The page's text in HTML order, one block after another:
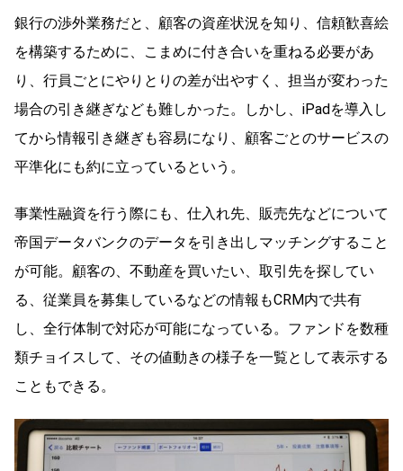
銀行の渉外業務だと、顧客の資産状況を知り、信頼歓喜絵
を構築するために、こまめに付き合いを重ねる必要があ
り、行員ごとにやりとりの差が出やすく、担当が変わった
場合の引き継ぎなども難しかった。しかし、iPadを導入し
てから情報引き継ぎも容易になり、顧客ごとのサービスの
平準化にも約に立っているという。
事業性融資を行う際にも、仕入れ先、販売先などについて
帝国データバンクのデータを引き出しマッチングすること
が可能。顧客の、不動産を買いたい、取引先を探してい
る、従業員を募集しているなどの情報もCRM内で共有
し、全行体制で対応が可能になっている。ファンドを数種
類チョイスして、その値動きの様子を一覧として表示する
こともできる。